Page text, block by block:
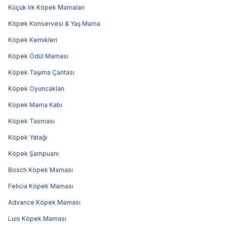
Küçük Irk Köpek Mamaları
Köpek Konservesi & Yaş Mama
Köpek Kemikleri
Köpek Ödül Maması
Köpek Taşıma Çantası
Köpek Oyuncakları
Köpek Mama Kabı
Köpek Tasması
Köpek Yatağı
Köpek Şampuanı
Bosch Köpek Maması
Felicia Köpek Maması
Advance Köpek Maması
Luis Köpek Maması